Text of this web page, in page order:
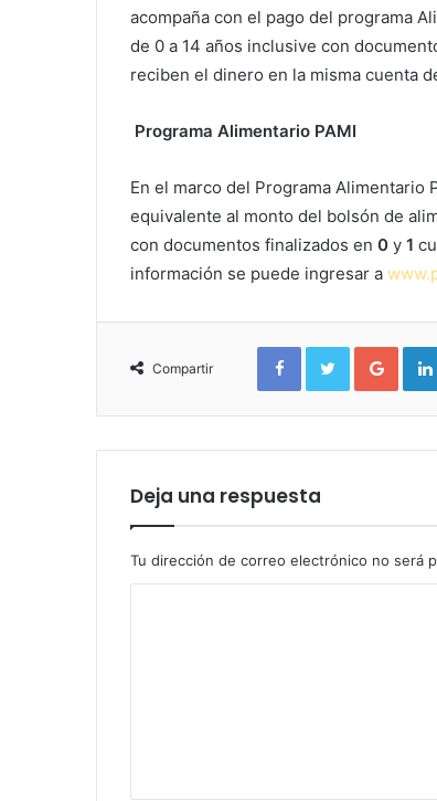
acompaña con el pago del programa
de 0 a 14 años inclusive con
reciben el dinero en la misma cuenta
Programa Alimentario PAMI
En el marco del Programa Alimentario
equivalente al monto del bolsón de
con documentos finalizados en 0 y 1
información se puede ingresar a
Compartir
FacebookTwitter
Deja una respuesta
Tu dirección de correo electrónico no será